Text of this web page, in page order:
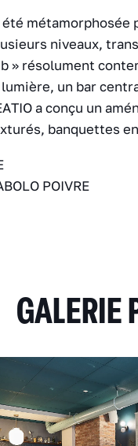
métamorphosée
niveaux,
» résolument
un bar
a conçu un
banquettes
POIVRE
GALERIE